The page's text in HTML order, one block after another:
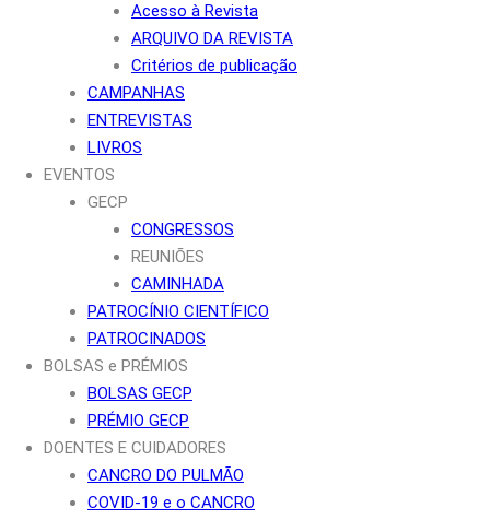
Acesso à Revista
ARQUIVO DA REVISTA
Critérios de publicação
CAMPANHAS
ENTREVISTAS
LIVROS
EVENTOS
GECP
CONGRESSOS
REUNIÕES
CAMINHADA
PATROCÍNIO CIENTÍFICO
PATROCINADOS
BOLSAS e PRÉMIOS
BOLSAS GECP
PRÉMIO GECP
DOENTES E CUIDADORES
CANCRO DO PULMÃO
COVID-19 e o CANCRO